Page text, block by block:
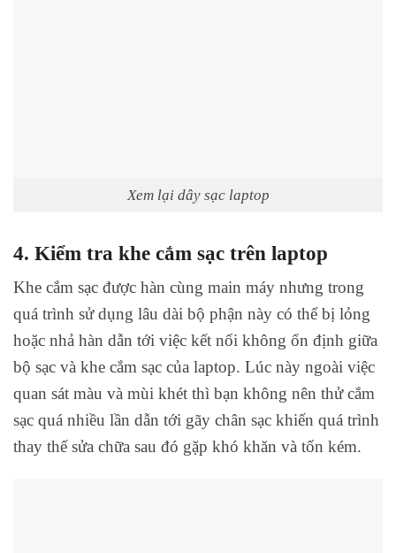
Xem lại dây sạc laptop
4. Kiểm tra khe cắm sạc trên laptop
Khe cắm sạc được hàn cùng main máy nhưng trong
quá trình sử dụng lâu dài bộ phận này có thể bị lỏng
hoặc nhả hàn dẫn tới việc kết nối không ổn định giữa
bộ sạc và khe cắm sạc của laptop. Lúc này ngoài việc
quan sát màu và mùi khét thì bạn không nên thử cắm
sạc quá nhiều lần dẫn tới gãy chân sạc khiến quá trình
thay thế sửa chữa sau đó gặp khó khăn và tốn kém.